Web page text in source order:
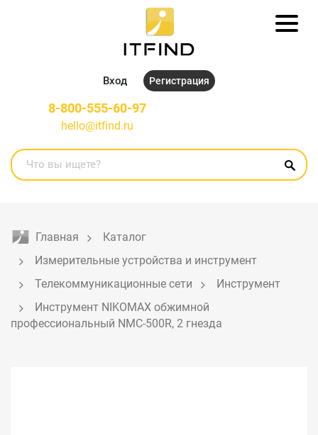
Вход Регистрация
8-800-555-60-97
hello@itfind.ru
Главная
Каталог
Измерительные устройства и инструмент
Телекоммуникационные сети
Инструмент
Инструмент NIKOMAX обжимной
профессиональный NMC-500R, 2 гнезда